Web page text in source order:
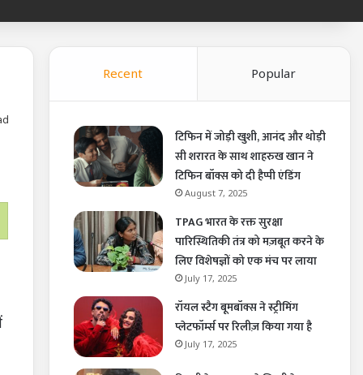
Recent Popular
टिफिन में जोड़ी खुशी, आनंद और थोड़ी
सी शरारत के साथ शाहरुख खान ने
टिफिन बॉक्स को दी हैप्पी एंडिंग
August 7, 2025
TPAG भारत के रक्त सुरक्षा
पारिस्थितिकी तंत्र को मज़बूत करने के
लिए विशेषज्ञों को एक मंच पर लाया
July 17, 2025
रॉयल स्टैग बूमबॉक्स ने स्ट्रीमिंग
प्लेटफॉर्म्स पर रिलीज़ किया गया है
July 17, 2025